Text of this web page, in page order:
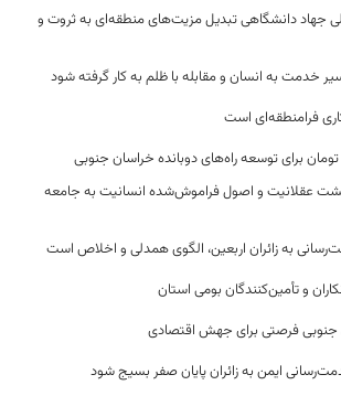
جهاد دانشگاهی تبدیل مزیت‌های منطقه‌ای به ثروت و
خدمت به انسان و مقابله با ظلم به کار گرفته شود
فرامنطقه‌ای است
عقلانیت و اصول فراموش‌شده انسانیت به جامعه
به زائران اربعین، الگوی همدلی و اخلاص است
و تأمین‌کنندگان بومی استان
فرصتی برای جهش اقتصادی
ایمن به زائران پایان صفر بسیج شود